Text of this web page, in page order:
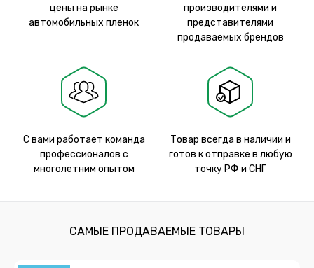
цены на рынке
автомобильных пленок
производителями и
представителями
продаваемых брендов
С вами работает команда
профессионалов с
многолетним опытом
Товар всегда в наличии и
готов к отправке в любую
точку РФ и СНГ
САМЫЕ ПРОДАВАЕМЫЕ ТОВАРЫ